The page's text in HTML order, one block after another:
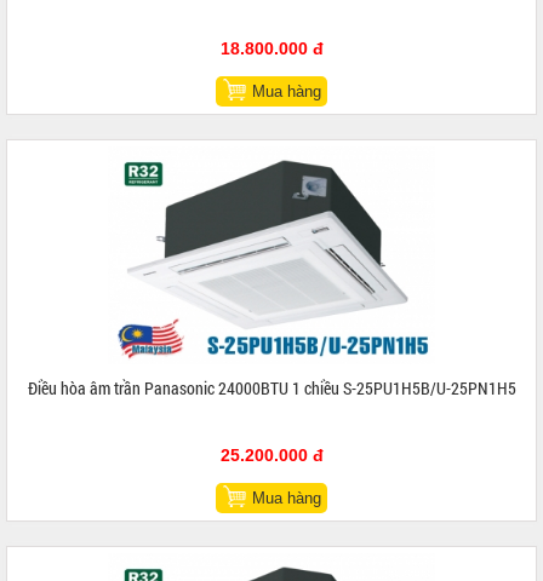
18.800.000 đ
Mua hàng
Điều hòa âm trần Panasonic 24000BTU 1 chiều S-25PU1H5B/U-25PN1H5
25.200.000 đ
Mua hàng